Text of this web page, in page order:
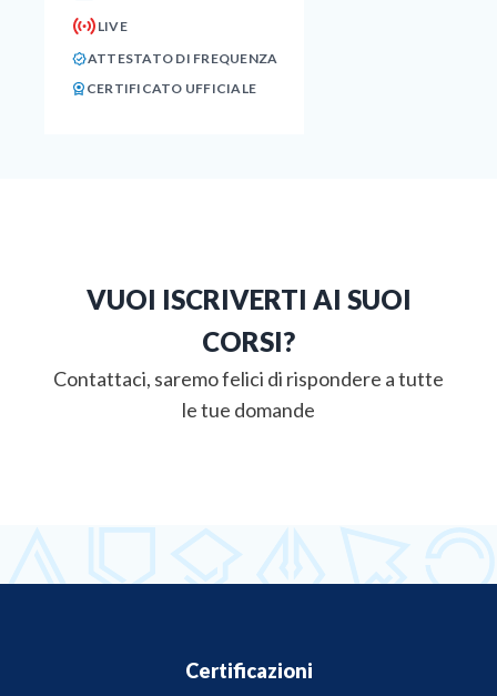
LIVE
ATTESTATO DI FREQUENZA
CERTIFICATO UFFICIALE
VUOI ISCRIVERTI AI SUOI
CORSI?
Contattaci, saremo felici di rispondere a tutte
le tue domande
Certificazioni